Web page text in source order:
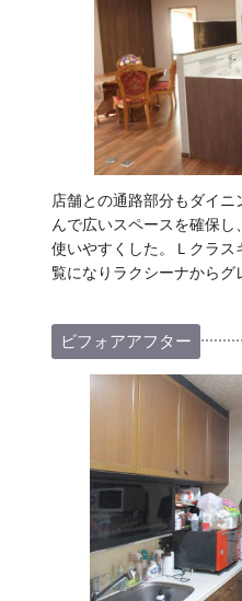
店舗との通路部分もダイ
んで広いスペースを確保
使いやすくした。Ｌクラ
覧になりラクシーナからグ
ビフォアアフター